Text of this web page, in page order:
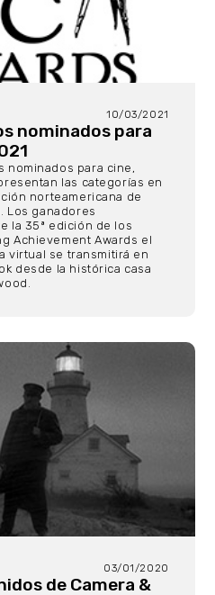
10/03/2021
nominados para
nominados para cine,
las categorías en
norteamericana de
Los ganadores
la 35ª edición de los
Achievement Awards el
virtual se transmitirá en
desde la histórica casa
03/01/2020
de Camera &